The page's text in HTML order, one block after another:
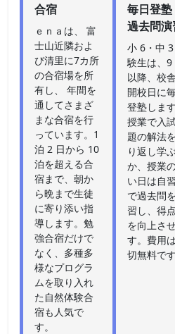
合宿
ｅｎａは、 富
士山近隣およ
び清里に7カ所
の合宿場を所
有し、 年間を
通してさまざ
まな合宿を行
っています。1
泊 2 日から 10
泊を超える合
宿まで、朝か
ら晩まで生徒
に寄り添い指
導します。勉
強合宿だけで
なく、多種多
様なプログラ
ムを取り入れ
た自然体験合
宿も人気で
す。
毎日登塾
過去問演
小 6・中
験生は、9
以降、校
開校日に
登塾します
授業で入
題の解法
り返し学
か、授業
い日は自
で過去問
習し、得
を向上さ
す。費用
切無料です